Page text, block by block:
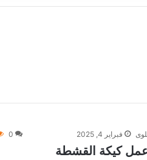
فبراير 4, 2025 0
كيكة القشطة